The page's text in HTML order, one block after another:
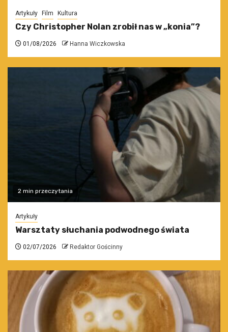
Artykuły Film Kultura
Czy Christopher Nolan zrobił nas w „konia”?
01/08/2026 Hanna Wiczkowska
2 min przeczytania
Artykuły
Warsztaty słuchania podwodnego świata
02/07/2026 Redaktor Gościnny